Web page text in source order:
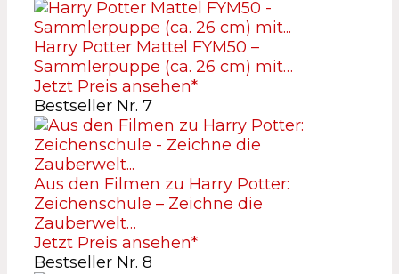
Harry Potter Mattel FYM50 –
Sammlerpuppe (ca. 26 cm) mit…
Jetzt Preis ansehen*
Bestseller Nr. 7
Aus den Filmen zu Harry Potter:
Zeichenschule – Zeichne die
Zauberwelt…
Jetzt Preis ansehen*
Bestseller Nr. 8